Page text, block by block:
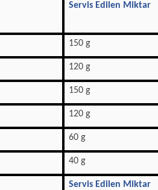
Servis Edilen Miktar
150 g
120 g
150 g
120 g
60 g
40 g
Servis Edilen Miktar